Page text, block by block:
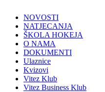
NOVOSTI
NATJECANJA
ŠKOLA HOKEJA
O NAMA
DOKUMENTI
Ulaznice
Kvizovi
Vitez Klub
Vitez Business Klub